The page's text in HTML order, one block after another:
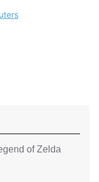
of Zelda